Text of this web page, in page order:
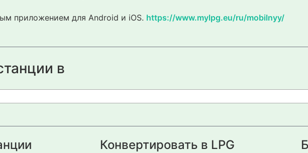
приложением для Android и iOS. https://www.mylpg.eu/ru/mobilnyy/
в
Конвертировать в LPG